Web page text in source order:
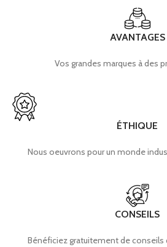
AVANTAGES
Vos grandes marques à des
ÉTHIQUE
Nous oeuvrons pour un monde
CONSEILS
Bénéficiez gratuitement de conseils